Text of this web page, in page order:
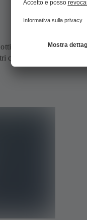
siamo
clienti in media di